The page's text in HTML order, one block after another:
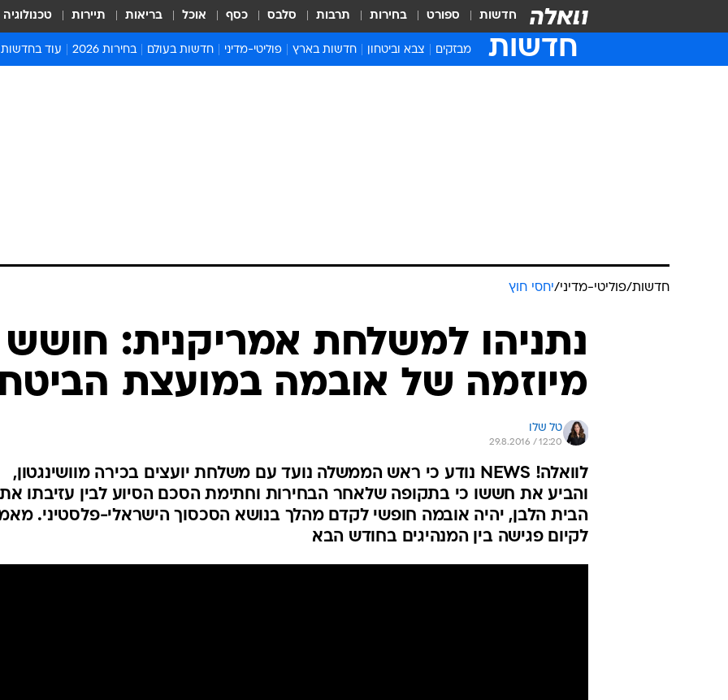
חדשות ספורט בחירות תרבות סלבס כסף אוכל בריאות תיירות טכנולוגיה
חדשות מבזקים צבא וביטחון חדשות בארץ פוליטי-מדיני חדשות בעולם בחירות 2026 עוד בחדשות
חדשות
המייל האדום
חדשות/פוליטי-מדיני/יחסי חוץ
נתניהו למשלחת אמריקנית: חושש
מיוזמה של אובמה במועצת
טל שלו
29.8.2016 / 12:20
לוואלה! NEWS נודע כי ראש הממשלה נועד עם משלחת יועצים בכירה מוושינגטון,
והביע את חששו כי בתקופה שלאחר הבחירות וחתימת הסכם הסיוע לבין עזיבתו את
הבית הלבן, יהיה אובמה חופשי לקדם מהלך בנושא הסכסוך הישראלי-פלסטיני.
לקיום פגישה בין המנהיגים בחודש הבא